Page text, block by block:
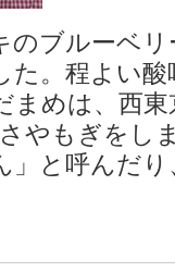
のブルーベ
た。程よい
まめは、西
やもぎをし
」と呼んだ